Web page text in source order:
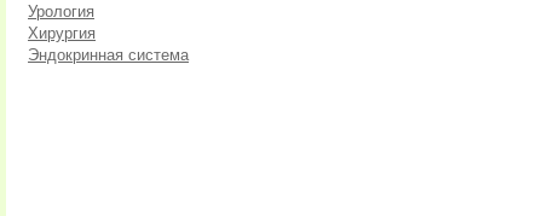
Урология
Хирургия
Эндокринная система